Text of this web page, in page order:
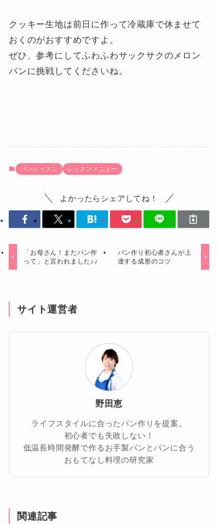
クッキー生地は前日に作って冷蔵庫で休ませて
おくのがおすすめですよ。
ぜひ、参考にしてふわふわサックサクのメロン
パンに挑戦してくださいね。
パンレッスン レッスンメニュー
よかったらシェアしてね！
「お母さん！またパン作
って」と言われました♪♪
パン作り初心者さんが上
達する成形のコツ
サイト運営者
野田恵
ライフスタイルに合ったパン作りを提案。
初心者でも失敗しない！
低温長時間発酵で作るお手製パンとパンに合う
おもてなし料理の研究家
関連記事